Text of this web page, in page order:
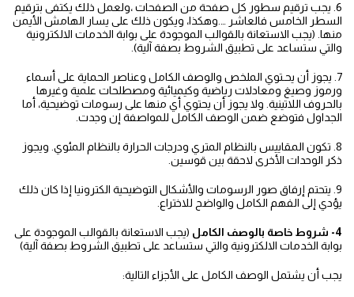
6. يجب ترقيم سطور كل صفحة من الصفحات ،ولعمل ذلك يكتفى بترقيم
السطر الخامس فالعاشر ….وهكذا، ويكون ذلك على يسار الهامش الأيمن
منها. (يجب الاستعانة بالقوالب الموجودة على بوابة الخدمات الالكترونية
والتي ستساعد على تطبيق الشروط بصفة آلية).
7. يجوز أن يحـتوي الملخص والوصف الكامل وعناصر الحماية على أسماء
ورموز وصيغ ومعادلات رياضية وكيميائية ومصطلحات علمية وغيرها
بالحروف اللاتينية. ولا يجوز أن يحتوي أي منها على رسومات توضيحية، أما
الجداول فتوضع ضمن الوصف الكامل للمواصفة إن وجدت.
8. تكون المقاييس بالنظام المتري ودرجات الحرارة بالنظام المئوي. ويجوز
ذكر الوحدات الأخرى لاحقة بين قوسين.
9. يتحتم إرفاق صور الرسومات والأشكال التوضيحية الكترونيا إذا كان ذلك
يؤدي إلى الفهم الكامل والواضح للاختراع.
4- شروط خاصة بالوصف الكامل
(يجب الاستعانة بالقوالب الموجودة على
بوابة الخدمات الالكترونية والتي ستساعد على تطبيق الشروط بصفة آلية)
يجب أن يشتمل الوصف الكامل على الأجزاء التالية: